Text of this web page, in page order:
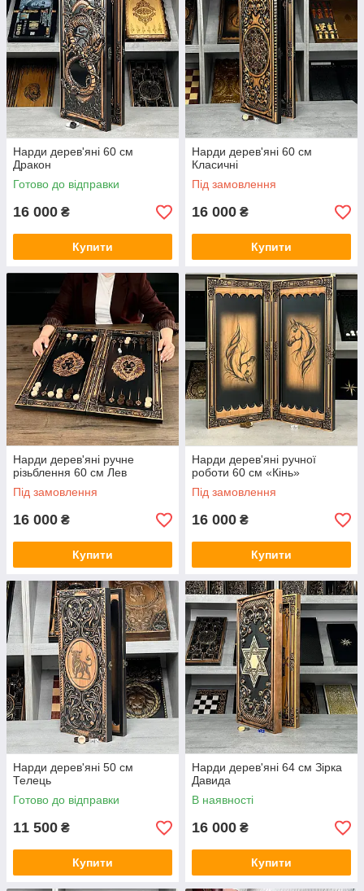
Нарди дерев'яні 60 см
Дракон
Готово до відправки
16 000 ₴
Купити
Нарди дерев'яні 60 см
Класичні
Під замовлення
16 000 ₴
Купити
Нарди дерев'яні ручне
різьблення 60 см Лев
Під замовлення
16 000 ₴
Купити
Нарди дерев'яні ручної
роботи 60 см «Кінь»
Під замовлення
16 000 ₴
Купити
Нарди дерев'яні 50 см
Телець
Готово до відправки
11 500 ₴
Купити
Нарди дерев'яні 64 см Зірка
Давида
В наявності
16 000 ₴
Купити